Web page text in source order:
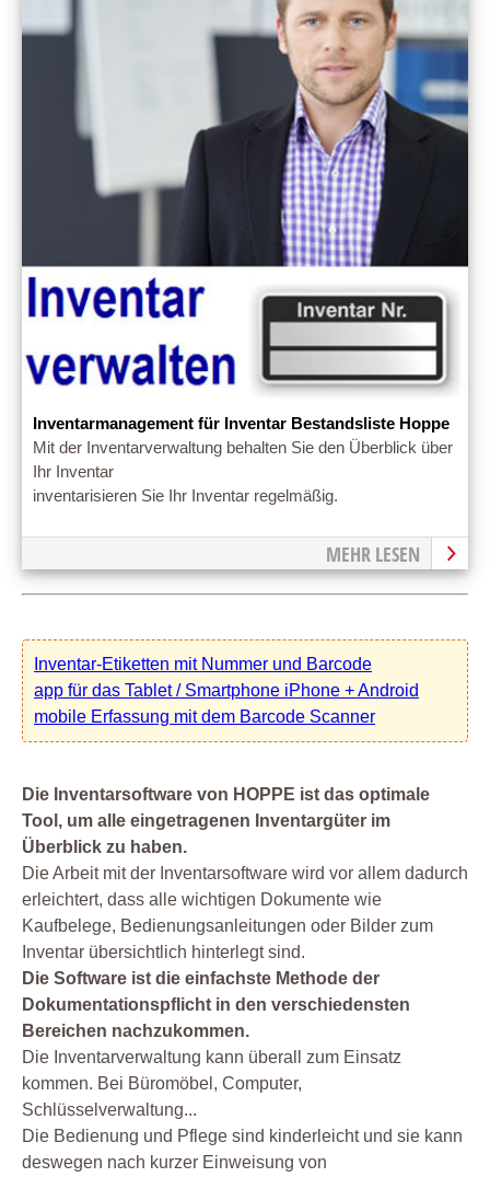
Inventarmanagement für Inventar Bestandsliste Hoppe
Mit der Inventarverwaltung behalten Sie den Überblick über
Ihr Inventar
inventarisieren Sie Ihr Inventar regelmäßig.
MEHR LESEN
Inventar-Etiketten mit Nummer und Barcode
app für das Tablet / Smartphone iPhone + Android
mobile Erfassung mit dem Barcode Scanner
Die Inventarsoftware von HOPPE ist das optimale
Tool, um alle eingetragenen Inventargüter im
Überblick zu haben.
Die Arbeit mit der Inventarsoftware wird vor allem dadurch
erleichtert, dass alle wichtigen Dokumente wie
Kaufbelege, Bedienungsanleitungen oder Bilder zum
Inventar übersichtlich hinterlegt sind.
Die Software ist die einfachste Methode der
Dokumentationspflicht in den verschiedensten
Bereichen nachzukommen.
Die Inventarverwaltung kann überall zum Einsatz
kommen. Bei Büromöbel, Computer,
Schlüsselverwaltung...
Die Bedienung und Pflege sind kinderleicht und sie kann
deswegen nach kurzer Einweisung von